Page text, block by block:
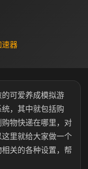
器
可爱养成模拟游
，其中就包括购
物快递在哪里，对
里就给大家做一个
关的各种设置，帮